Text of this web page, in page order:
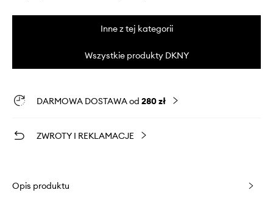
Inne z tej kategorii
Wszystkie produkty DKNY
DARMOWA DOSTAWA od 280 zł
ZWROTY I REKLAMACJE
Opis produktu